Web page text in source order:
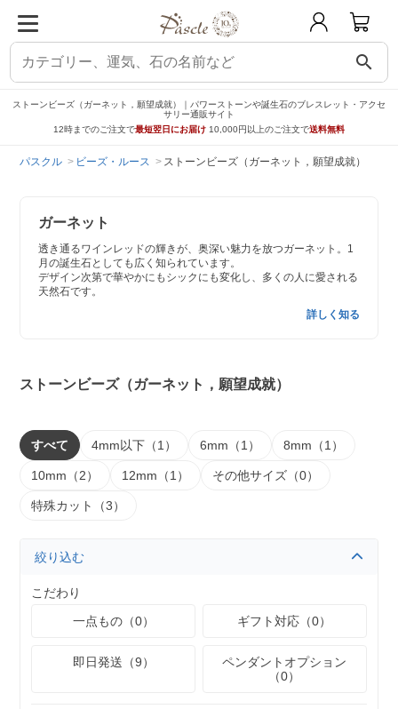
search
ストーンビーズ（ガーネット，願望成就）｜パワーストーンや誕生石のブレスレット・アクセ
サリー通販サイト
12時までのご注文で最短翌日にお届け 10,000円以上のご注文で送料無料
パスクル ビーズ・ルース ストーンビーズ（ガーネット，願望成就）
ガーネット
透き通るワインレッドの輝きが、奥深い魅力を放つガーネット。1
月の誕生石としても広く知られています。
デザイン次第で華やかにもシックにも変化し、多くの人に愛される
天然石です。
詳しく知る
ストーンビーズ（ガーネット，願望成就）
すべて 4mm以下（1） 6mm（1） 8mm（1）
10mm（2） 12mm（1） その他サイズ（0）
特殊カット（3）
絞り込む
こだわり
一点もの（0）
ギフト対応（0）
即日発送（9）
ペンダントオプション
（0）